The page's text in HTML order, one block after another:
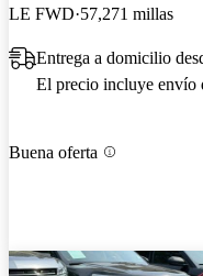
LE FWD 57,271 millas
Entrega a domicilio
El precio incluye envío
Buena oferta